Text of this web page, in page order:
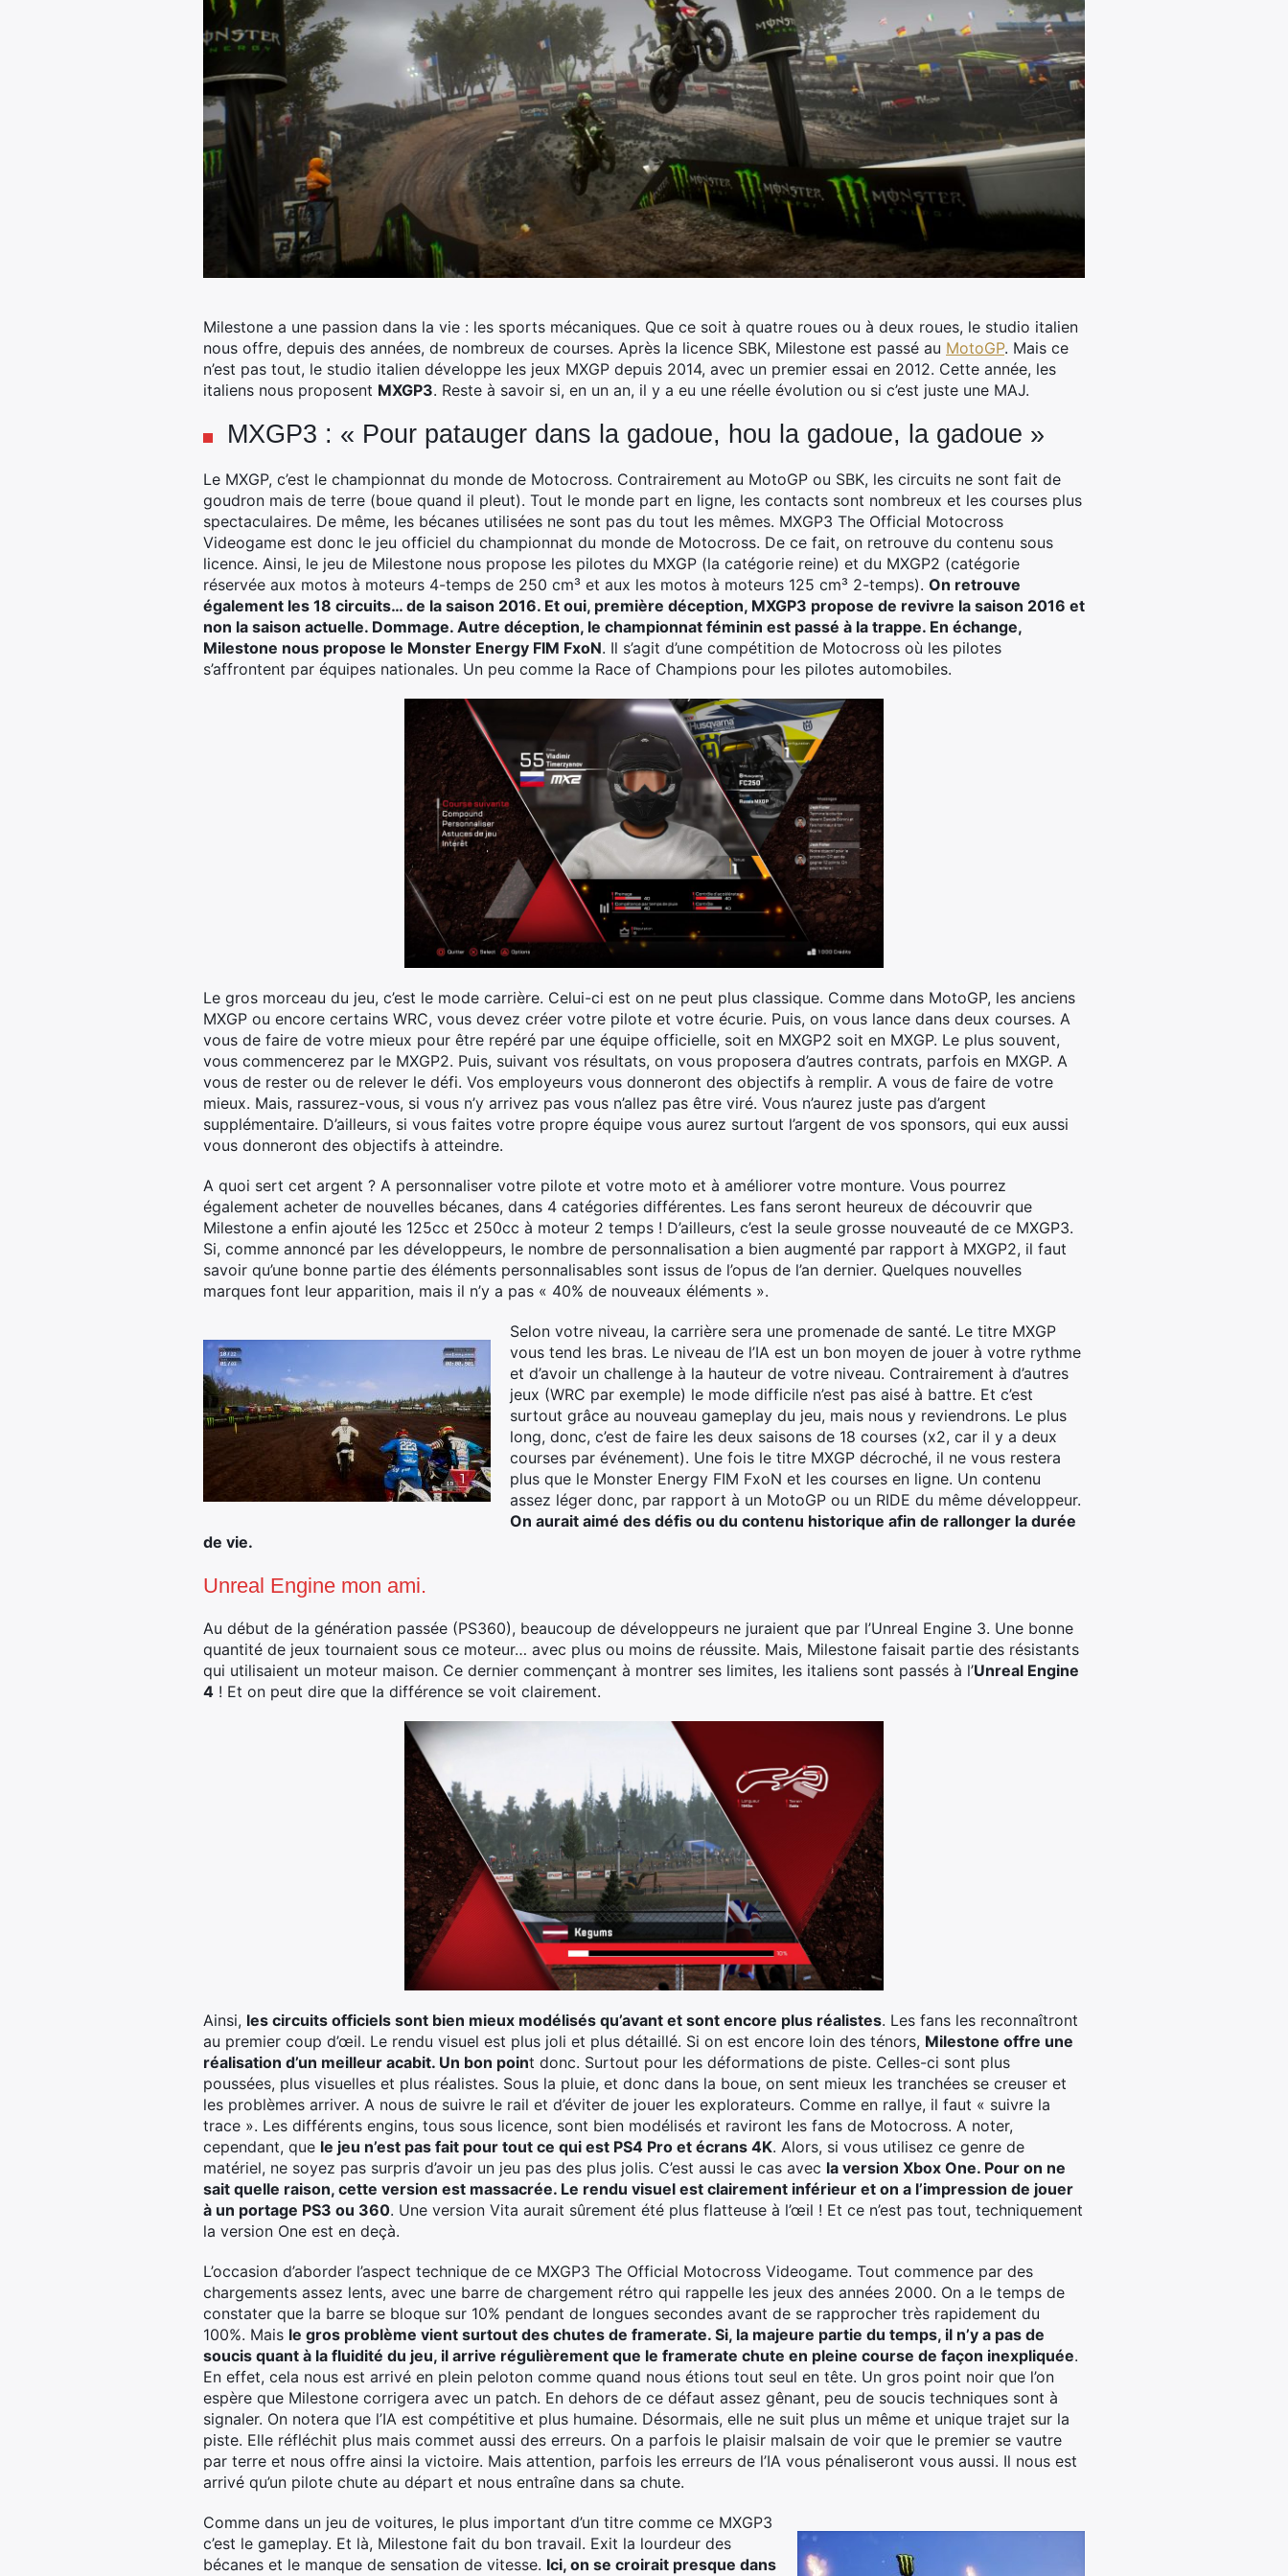
Milestone a une passion dans la vie : les sports mécaniques. Que ce soit à quatre roues ou à deux roues, le studio italien
nous offre, depuis des années, de nombreux de courses. Après la licence SBK, Milestone est passé au MotoGP. Mais ce
n’est pas tout, le studio italien développe les jeux MXGP depuis 2014, avec un premier essai en 2012. Cette année, les
italiens nous proposent MXGP3. Reste à savoir si, en un an, il y a eu une réelle évolution ou si c’est juste une MAJ.
MXGP3 : « Pour patauger dans la gadoue, hou la gadoue, la gadoue »
Le MXGP, c’est le championnat du monde de Motocross. Contrairement au MotoGP ou SBK, les circuits ne sont fait de
goudron mais de terre (boue quand il pleut). Tout le monde part en ligne, les contacts sont nombreux et les courses plus
spectaculaires. De même, les bécanes utilisées ne sont pas du tout les mêmes. MXGP3 The Official Motocross
Videogame est donc le jeu officiel du championnat du monde de Motocross. De ce fait, on retrouve du contenu sous
licence. Ainsi, le jeu de Milestone nous propose les pilotes du MXGP (la catégorie reine) et du MXGP2 (catégorie
réservée aux motos à moteurs 4-temps de 250 cm³ et aux les motos à moteurs 125 cm³ 2-temps). On retrouve
également les 18 circuits… de la saison 2016. Et oui, première déception, MXGP3 propose de revivre la saison 2016 et
non la saison actuelle. Dommage. Autre déception, le championnat féminin est passé à la trappe. En échange,
Milestone nous propose le Monster Energy FIM FxoN. Il s’agit d’une compétition de Motocross où les pilotes
s’affrontent par équipes nationales. Un peu comme la Race of Champions pour les pilotes automobiles.
Le gros morceau du jeu, c’est le mode carrière. Celui-ci est on ne peut plus classique. Comme dans MotoGP, les anciens
MXGP ou encore certains WRC, vous devez créer votre pilote et votre écurie. Puis, on vous lance dans deux courses. A
vous de faire de votre mieux pour être repéré par une équipe officielle, soit en MXGP2 soit en MXGP. Le plus souvent,
vous commencerez par le MXGP2. Puis, suivant vos résultats, on vous proposera d’autres contrats, parfois en MXGP. A
vous de rester ou de relever le défi. Vos employeurs vous donneront des objectifs à remplir. A vous de faire de votre
mieux. Mais, rassurez-vous, si vous n’y arrivez pas vous n’allez pas être viré. Vous n’aurez juste pas d’argent
supplémentaire. D’ailleurs, si vous faites votre propre équipe vous aurez surtout l’argent de vos sponsors, qui eux aussi
vous donneront des objectifs à atteindre.
A quoi sert cet argent ? A personnaliser votre pilote et votre moto et à améliorer votre monture. Vous pourrez
également acheter de nouvelles bécanes, dans 4 catégories différentes. Les fans seront heureux de découvrir que
Milestone a enfin ajouté les 125cc et 250cc à moteur 2 temps ! D’ailleurs, c’est la seule grosse nouveauté de ce MXGP3.
Si, comme annoncé par les développeurs, le nombre de personnalisation a bien augmenté par rapport à MXGP2, il faut
savoir qu’une bonne partie des éléments personnalisables sont issus de l’opus de l’an dernier. Quelques nouvelles
marques font leur apparition, mais il n’y a pas « 40% de nouveaux éléments ».
Selon votre niveau, la carrière sera une promenade de santé. Le titre MXGP
vous tend les bras. Le niveau de l’IA est un bon moyen de jouer à votre rythme
et d’avoir un challenge à la hauteur de votre niveau. Contrairement à d’autres
jeux (WRC par exemple) le mode difficile n’est pas aisé à battre. Et c’est
surtout grâce au nouveau gameplay du jeu, mais nous y reviendrons. Le plus
long, donc, c’est de faire les deux saisons de 18 courses (x2, car il y a deux
courses par événement). Une fois le titre MXGP décroché, il ne vous restera
plus que le Monster Energy FIM FxoN et les courses en ligne. Un contenu
assez léger donc, par rapport à un MotoGP ou un RIDE du même développeur.
On aurait aimé des défis ou du contenu historique afin de rallonger la durée
de vie.
Unreal Engine mon ami.
Au début de la génération passée (PS360), beaucoup de développeurs ne juraient que par l’Unreal Engine 3. Une bonne
quantité de jeux tournaient sous ce moteur… avec plus ou moins de réussite. Mais, Milestone faisait partie des résistants
qui utilisaient un moteur maison. Ce dernier commençant à montrer ses limites, les italiens sont passés à l’Unreal Engine
4 ! Et on peut dire que la différence se voit clairement.
Ainsi, les circuits officiels sont bien mieux modélisés qu’avant et sont encore plus réalistes. Les fans les reconnaîtront
au premier coup d’œil. Le rendu visuel est plus joli et plus détaillé. Si on est encore loin des ténors, Milestone offre une
réalisation d’un meilleur acabit. Un bon point donc. Surtout pour les déformations de piste. Celles-ci sont plus
poussées, plus visuelles et plus réalistes. Sous la pluie, et donc dans la boue, on sent mieux les tranchées se creuser et
les problèmes arriver. A nous de suivre le rail et d’éviter de jouer les explorateurs. Comme en rallye, il faut « suivre la
trace ». Les différents engins, tous sous licence, sont bien modélisés et raviront les fans de Motocross. A noter,
cependant, que le jeu n’est pas fait pour tout ce qui est PS4 Pro et écrans 4K. Alors, si vous utilisez ce genre de
matériel, ne soyez pas surpris d’avoir un jeu pas des plus jolis. C’est aussi le cas avec la version Xbox One. Pour on ne
sait quelle raison, cette version est massacrée. Le rendu visuel est clairement inférieur et on a l’impression de jouer
à un portage PS3 ou 360. Une version Vita aurait sûrement été plus flatteuse à l’œil ! Et ce n’est pas tout, techniquement
la version One est en deçà.
L’occasion d’aborder l’aspect technique de ce MXGP3 The Official Motocross Videogame. Tout commence par des
chargements assez lents, avec une barre de chargement rétro qui rappelle les jeux des années 2000. On a le temps de
constater que la barre se bloque sur 10% pendant de longues secondes avant de se rapprocher très rapidement du
100%. Mais le gros problème vient surtout des chutes de framerate. Si, la majeure partie du temps, il n’y a pas de
soucis quant à la fluidité du jeu, il arrive régulièrement que le framerate chute en pleine course de façon inexpliquée.
En effet, cela nous est arrivé en plein peloton comme quand nous étions tout seul en tête. Un gros point noir que l’on
espère que Milestone corrigera avec un patch. En dehors de ce défaut assez gênant, peu de soucis techniques sont à
signaler. On notera que l’IA est compétitive et plus humaine. Désormais, elle ne suit plus un même et unique trajet sur la
piste. Elle réfléchit plus mais commet aussi des erreurs. On a parfois le plaisir malsain de voir que le premier se vautre
par terre et nous offre ainsi la victoire. Mais attention, parfois les erreurs de l’IA vous pénaliseront vous aussi. Il nous est
arrivé qu’un pilote chute au départ et nous entraîne dans sa chute.
Comme dans un jeu de voitures, le plus important d’un titre comme ce MXGP3
c’est le gameplay. Et là, Milestone fait du bon travail. Exit la lourdeur des
bécanes et le manque de sensation de vitesse. Ici, on se croirait presque dans